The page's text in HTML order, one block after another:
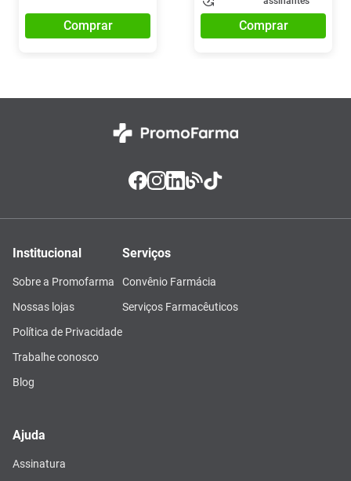
Comprar Comprar
Institucional
Sobre a Promofarma
Nossas lojas
Política de Privacidade
Trabalhe conosco
Blog
Serviços
Convênio Farmácia
Serviços Farmacêuticos
Ajuda
Assinatura